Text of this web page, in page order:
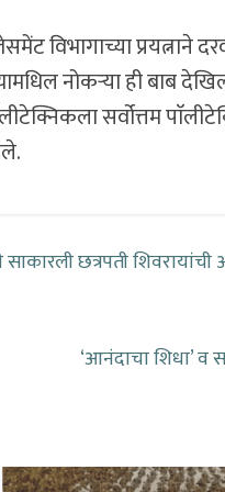
प्रयत्नाने
नोकऱ्या ही
सर्वोत्तम
छत्रपती शिवरायांची
‘आनंदाचा शिधा’ व